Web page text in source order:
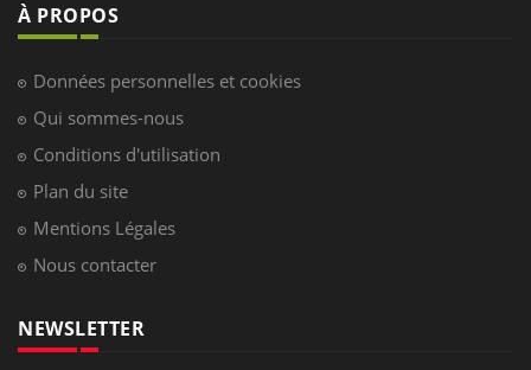
À PROPOS
Données personnelles et cookies
Qui sommes-nous
Conditions d'utilisation
Plan du site
Mentions Légales
Nous contacter
NEWSLETTER